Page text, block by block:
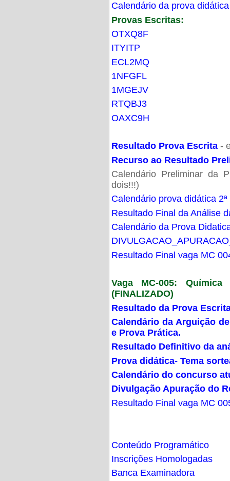
Calendário da prova didática
Provas Escritas:
OTXQ8F
ITYITP
ECL2MQ
1NFGFL
1MGEJV
RTQBJ3
OAXC9H
Resultado Prova Escrita -
Recurso ao Resultado
Calendário Preliminar da
dois!!!)
Calendário prova didática
Resultado Final da Análise
Calendário da Prova
Resultado Final vaga MC
Vaga MC-005:
(FINALIZADO)
Resultado da Prova
Calendário da Arguição
e Prova Prática.
Resultado Definitivo da
Prova didática- Tema
Calendário do concurso
Divulgação Apuração do
Resultado Final vaga MC
Conteúdo Programático
Inscrições Homologadas
Banca Examinadora